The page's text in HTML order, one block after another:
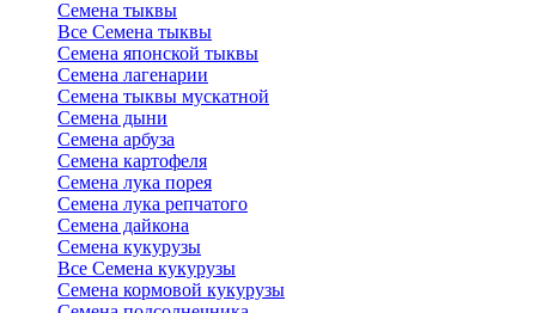
Семена тыквы
Все Семена тыквы
Семена японской тыквы
Семена лагенарии
Семена тыквы мускатной
Семена дыни
Семена арбуза
Семена картофеля
Семена лука порея
Семена лука репчатого
Семена дайкона
Семена кукурузы
Все Семена кукурузы
Семена кормовой кукурузы